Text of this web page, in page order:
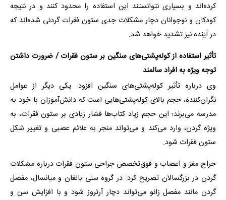
کرده‌اند و بسیاری نتوانستند این استفاده را محدود کنند و در نتیجه
کودکان و نوجوانان دچار مشکلات جدی ستون فقرات گردنی شده‌اند که
در آینده نیز تشدید خواهد شد.
تأثیر استفاده از کوله‌پشتی‌های سنگین بر ستون فقرات / ضرورت داشتن
توجه ویژه به افراد سالمند
وی درباره تأثیر کوله‌پشتی‌های سنگین افزود: یکی دیگر از عوامل
نگران‌کننده، حجم بالای کوله‌پشتی‌هایی است که دانش‌آموزان با خود به
مدرسه می‌برند؛ این حجم زیاد کتاب‌ها فشار زیادی بر ستون فقرات، به
ویژه گردن، وارد می‌کند و می‌تواند منجر به علائم عصبی و تغییر شکل
ستون فقرات شود.
جراح مغز و اعصاب و فوق‌تخصص جراحی ستون فقرات درباره مشکلات
گردن در بزرگسالان تصریح کرد: در گروه سنی بالغان و میانسال، مفصل
گردن مانند مفصل زانو می‌تواند دچار آرتروز شود و با افزایش سن و